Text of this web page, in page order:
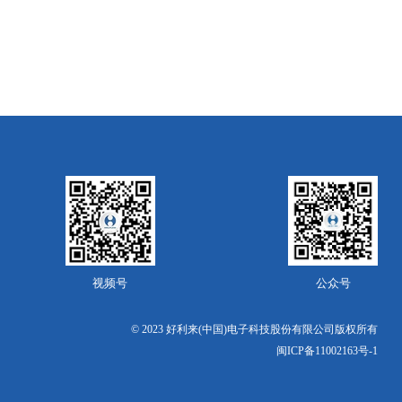
视频号 公众号
© 2023 好利来(中国)电子科技股份有限公司版权所有
闽ICP备11002163号-1